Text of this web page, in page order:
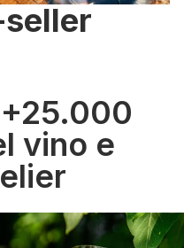
vino e